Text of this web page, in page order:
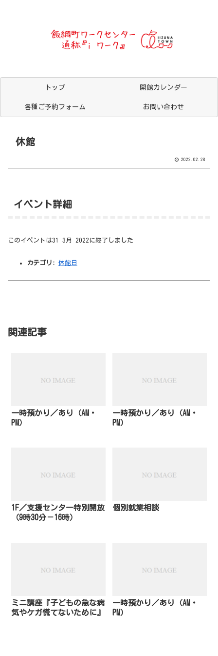
トップ 開館カレンダー
各種ご予約フォーム お問い合わせ
休館
2022.02.28
イベント詳細
このイベントは31 3月 2022に終了しました
カテゴリ: 休館日
関連記事
一時預かり／あり（AM・
PM）
一時預かり／あり（AM・
PM）
1F／支援センター特別開放
（9時30分－16時）
個別就業相談
ミニ講座『子どもの急な病
気やケガ慌てないために』
一時預かり／あり（AM・
PM）